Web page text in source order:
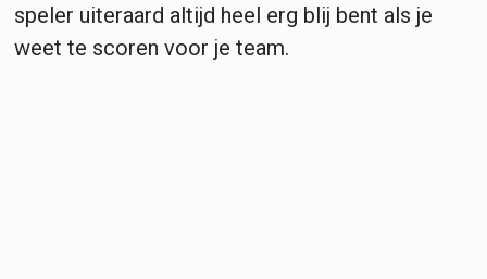
speler uiteraard altijd heel erg blij bent als je
weet te scoren voor je team.